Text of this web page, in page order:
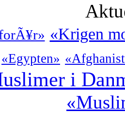
«Krigen
«Egypten»
i